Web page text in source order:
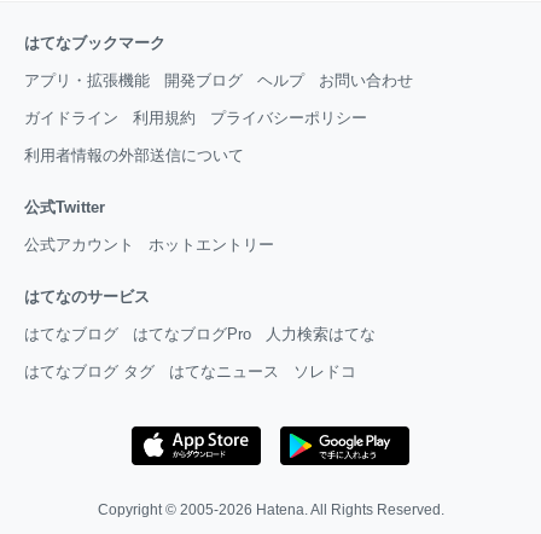
はてなブックマーク
アプリ・拡張機能 開発ブログ ヘルプ お問い合わせ
ガイドライン 利用規約 プライバシーポリシー
利用者情報の外部送信について
公式Twitter
公式アカウント ホットエントリー
はてなのサービス
はてなブログ はてなブログPro 人力検索はてな
はてなブログ タグ はてなニュース ソレドコ
Copyright © 2005-2026 Hatena. All Rights Reserved.